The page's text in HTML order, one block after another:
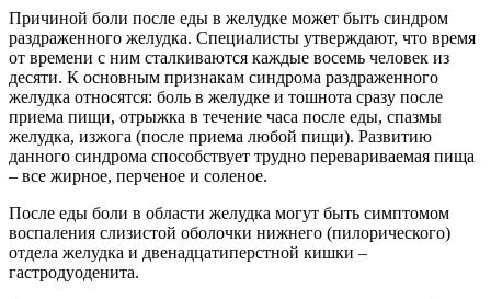
Причиной боли после еды в желудке может быть синдром
раздраженного желудка. Специалисты утверждают, что время
от времени с ним сталкиваются каждые восемь человек из
десяти. К основным признакам синдрома раздраженного
желудка относятся: боль в желудке и тошнота сразу после
приема пищи, отрыжка в течение часа после еды, спазмы
желудка, изжога (после приема любой пищи). Развитию
данного синдрома способствует трудно перевариваемая пища
– все жирное, перченое и соленое.
После еды боли в области желудка могут быть симптомом
воспаления слизистой оболочки нижнего (пилорического)
отдела желудка и двенадцатиперстной кишки –
гастродуоденита.